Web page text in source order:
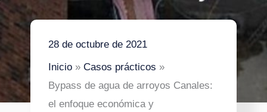
28 de octubre de 2021
Inicio
Casos prácticos
Bypass de agua de arroyos Canales:
el enfoque económica y